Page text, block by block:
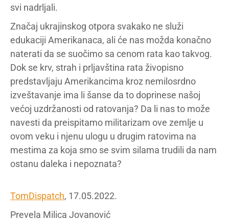
svi nadrljali.
Značaj ukrajinskog otpora svakako ne služi
edukaciji Amerikanaca, ali će nas možda konačno
naterati da se suočimo sa cenom rata kao takvog.
Dok se krv, strah i prljavština rata živopisno
predstavljaju Amerikancima kroz nemilosrdno
izveštavanje ima li šanse da to doprinese našoj
većoj uzdržanosti od ratovanja? Da li nas to može
navesti da preispitamo militarizam ove zemlje u
ovom veku i njenu ulogu u drugim ratovima na
mestima za koja smo se svim silama trudili da nam
ostanu daleka i nepoznata?
TomDispatch, 17.05.2022.
Prevela Milica Jovanović